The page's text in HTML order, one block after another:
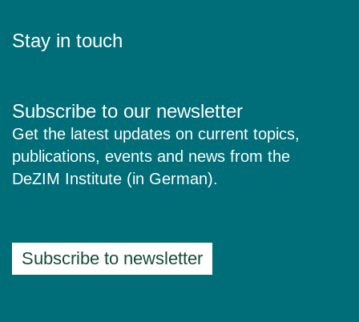
Stay in touch
Subscribe to our newsletter
Get the latest updates on current topics,
publications, events and news from the
DeZIM Institute (in German).
Subscribe to newsletter